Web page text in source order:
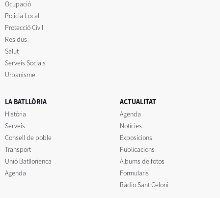
Ocupació
Policia Local
Protecció Civil
Residus
Salut
Serveis Socials
Urbanisme
LA BATLLÒRIA
Història
Serveis
Consell de poble
Transport
Unió Batllorienca
Agenda
ACTUALITAT
Agenda
Notícies
Exposicions
Publicacions
Àlbums de fotos
Formularis
Ràdio Sant Celoni